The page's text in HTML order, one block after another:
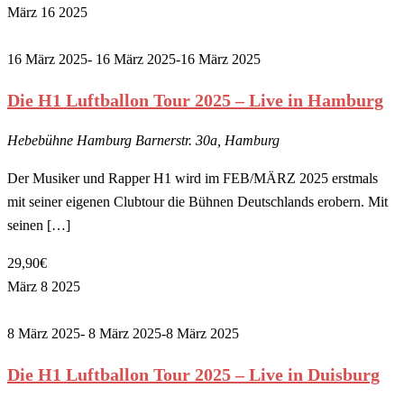
März 16 2025
16 März 2025- 16 März 2025-16 März 2025
Die H1 Luftballon Tour 2025 – Live in Hamburg
Hebebühne Hamburg Barnerstr. 30a, Hamburg
Der Musiker und Rapper H1 wird im FEB/MÄRZ 2025 erstmals
mit seiner eigenen Clubtour die Bühnen Deutschlands erobern. Mit
seinen […]
29,90€
März 8 2025
8 März 2025- 8 März 2025-8 März 2025
Die H1 Luftballon Tour 2025 – Live in Duisburg